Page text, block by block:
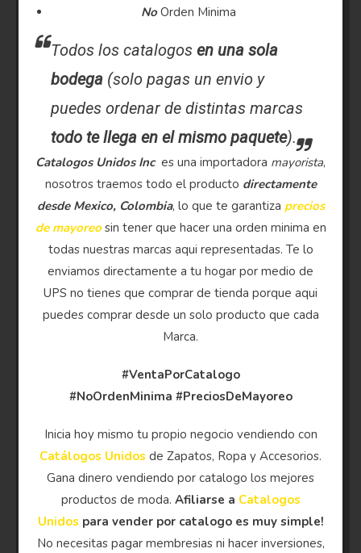
No Orden Minima
Todos los catalogosen una sola
bodega (solo pagas un envio y
puedes ordenar de distintas marcas
todo te llega en el mismo paquete).
Catalogos Unidos Inc es una importadora mayorista,
nosotros traemos todo el producto directamente
desde Mexico, Colombia, lo que te garantiza precios
de mayoreosin tener que hacer una orden minima en
todas nuestras marcas aqui representadas. Te lo
enviamos directamente a tu hogar por medio de
UPS no tienes que comprar de tienda porque aqui
puedes comprar desde un solo producto que cada
Marca.
#VentaPorCatalogo
#NoOrdenMinima #PreciosDeMayoreo
Inicia hoy mismo tu propio negocio vendiendo con
Catálogos Unidos de Zapatos, Ropa y Accesorios.
Gana dinero vendiendo por catalogo los mejores
productos de moda. Afiliarse a Catalogos
Unidos para vender por catalogo es muy simple!
No necesitas pagar membresias ni hacer inversiones,